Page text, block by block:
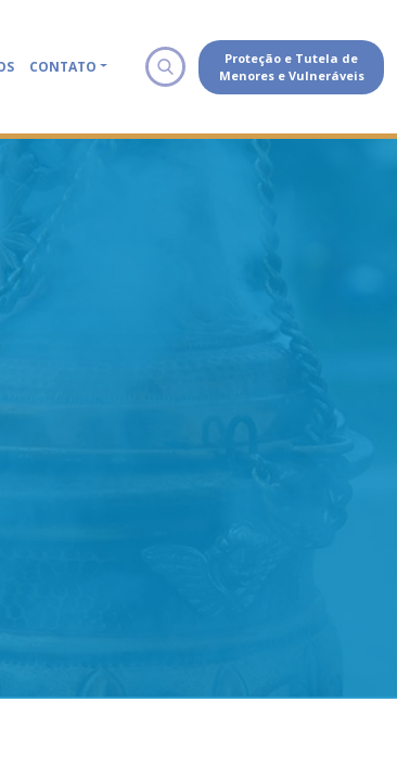
CONTATO
Proteção e Tutela de
Menores e Vulneráveis